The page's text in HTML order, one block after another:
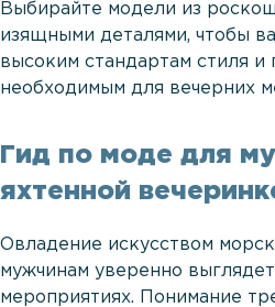
Выбирайте модели из
изящными деталями, чтобы
высоким стандартам стиля и
необходимым для вечерних
Гид по моде для
яхтенной
Овладение искусством
мужчинам уверенно
мероприятиях. Понимание